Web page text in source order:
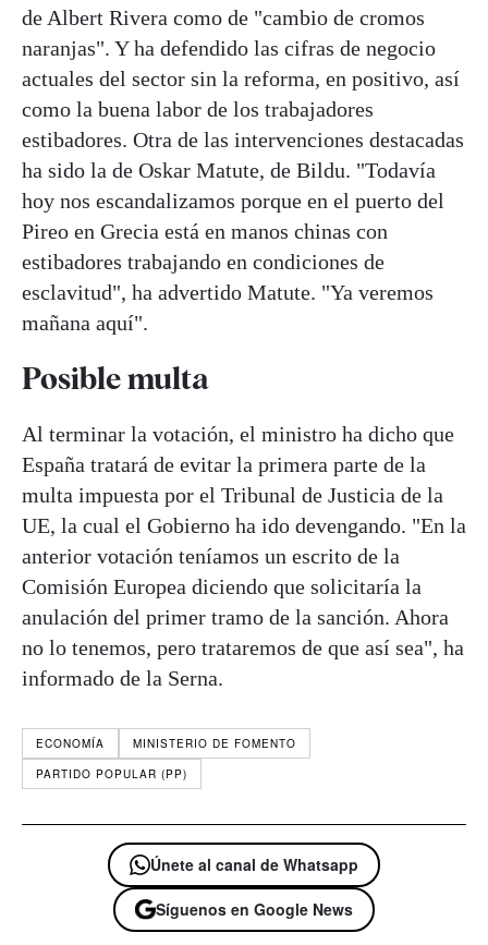
de Albert Rivera como de "cambio de cromos
naranjas". Y ha defendido las cifras de negocio
actuales del sector sin la reforma, en positivo, así
como la buena labor de los trabajadores
estibadores. Otra de las intervenciones destacadas
ha sido la de Oskar Matute, de Bildu. "Todavía
hoy nos escandalizamos porque en el puerto del
Pireo en Grecia está en manos chinas con
estibadores trabajando en condiciones de
esclavitud", ha advertido Matute. "Ya veremos
mañana aquí".
Posible multa
Al terminar la votación, el ministro ha dicho que
España tratará de evitar la primera parte de la
multa impuesta por el Tribunal de Justicia de la
UE, la cual el Gobierno ha ido devengando. "En la
anterior votación teníamos un escrito de la
Comisión Europea diciendo que solicitaría la
anulación del primer tramo de la sanción. Ahora
no lo tenemos, pero trataremos de que así sea", ha
informado de la Serna.
ECONOMÍA
MINISTERIO DE FOMENTO
PARTIDO POPULAR (PP)
Únete al canal de Whatsapp
Síguenos en Google News